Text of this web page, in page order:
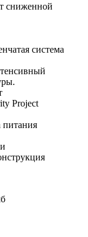
сниженной
система
Project
питания